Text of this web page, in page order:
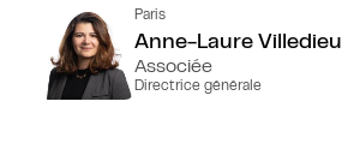
Paris
Anne-Laure Villedieu
Associée
Directrice générale